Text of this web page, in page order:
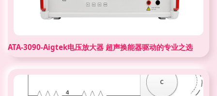
ATA-3090-Aigtek电压放大器 超声换能器驱动的专业之选